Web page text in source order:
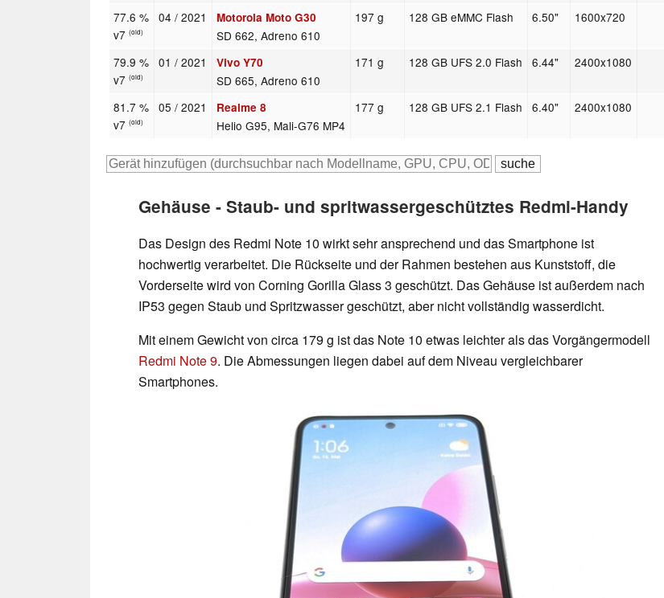
77.6 %
v7 (old)
04 / 2021 Motorola Moto G30
SD 662, Adreno 610
197 g 128 GB eMMC Flash 6.50" 1600x720
79.9 %
v7 (old)
01 / 2021 Vivo Y70
SD 665, Adreno 610
171 g 128 GB UFS 2.0 Flash 6.44" 2400x1080
81.7 %
v7 (old)
05 / 2021 Realme 8
Helio G95, Mali-G76 MP4
177 g 128 GB UFS 2.1 Flash 6.40" 2400x1080
Gehäuse - Staub- und spritwassergeschütztes Redmi-Handy
Das Design des Redmi Note 10 wirkt sehr ansprechend und das Smartphone ist
hochwertig verarbeitet. Die Rückseite und der Rahmen bestehen aus Kunststoff, die
Vorderseite wird von Corning Gorilla Glass 3 geschützt. Das Gehäuse ist außerdem nach
IP53 gegen Staub und Spritzwasser geschützt, aber nicht vollständig wasserdicht.
Mit einem Gewicht von circa 179 g ist das Note 10 etwas leichter als das Vorgängermodell
Redmi Note 9. Die Abmessungen liegen dabei auf dem Niveau vergleichbarer
Smartphones.